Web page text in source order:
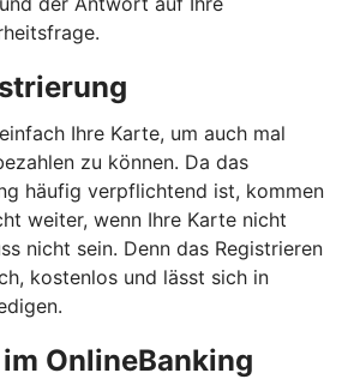
Ihre Karte, um auch mal
zu können. Da das
häufig verpflichtend ist, kommen
weiter, wenn Ihre Karte nicht
nicht sein. Denn das Registrieren
kostenlos und lässt sich in
OnlineBanking